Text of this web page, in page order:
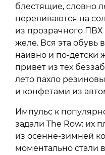
блестящие, словно
переливаются на
из прозрачного
желе. Вся эта обувь
наивно и по-детски
привет из тех
лето пахло
и конфетами из
Импульс к
задали The Row: их
из осенне-зимней
моментально стали